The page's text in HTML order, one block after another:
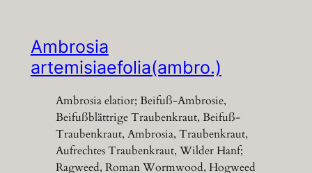
Ambrosia
artemisiaefolia(ambro.)
Ambrosia elatior; Beifuß-Ambrosie,
Beifußblättrige Traubenkraut, Beifuß-
Traubenkraut, Ambrosia, Traubenkraut,
Aufrechtes Traubenkraut, Wilder Hanf;
Ragweed, Roman Wormwood, Hogweed